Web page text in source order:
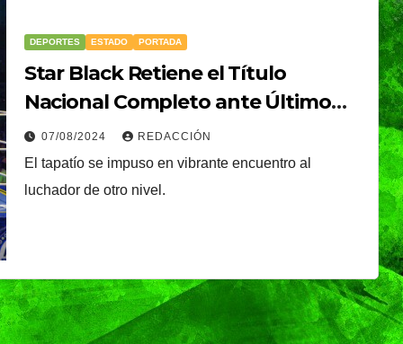
DEPORTES ESTADO PORTADA
Star Black Retiene el Título
Nacional Completo ante Último
Guerrero
07/08/2024 REDACCIÓN
El tapatío se impuso en vibrante encuentro al
luchador de otro nivel.
en
Sheinbaum celebra
salida de Betssy
Chávez a México y
destaca nuevo
07/08/2026 VERÓNICA ANDRADE
CRUZ